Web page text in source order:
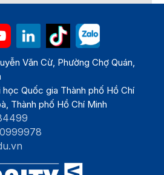
Văn Cừ, Phường Chợ Quán,
Quốc gia Thành phố Hồ Chí
Thành phố Hồ Chí Minh